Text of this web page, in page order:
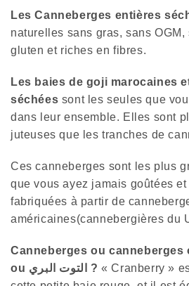
Les Canneberges entières
naturelles sans gras, sans
gluten et riches en fibres.
Les baies de goji marocaines
séchées sont les seules que
dans leur ensemble. Elles sont
juteuses que les tranches de
Ces canneberges sont les plus
que vous ayez jamais goûtées
fabriquées à partir de
américaines(cannebergières du
Canneberges ou canneberges
ou التوت البري ? « Cranberry »